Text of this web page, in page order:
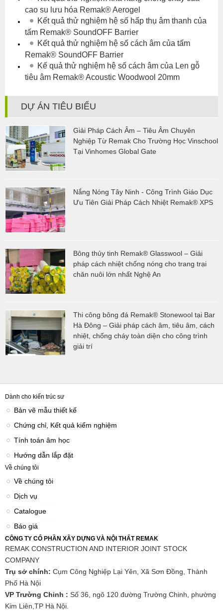
cao su lưu hóa Remak® Aerogel
Kết quả thử nghiệm hệ số hấp thụ âm thanh của
tấm Remak® SoundOFF Barrier
Kết quả thử nghiệm hệ số cách âm của tấm
Remak® SoundOFF Barrier
Kế quả thử nghiệm hệ số cách âm của Len gỗ
tiêu âm Remak® Acoustic Woodwool 20mm
DỰ ÁN TIÊU BIỂU
Giải Pháp Cách Âm – Tiêu Âm Chuyên
Nghiệp Từ Remak Cho Trường Học Vinschool
Tại Vinhomes Global Gate
Nắng Nóng Tây Ninh - Công Trình Giáo Dục
Ưu Tiên Giải Pháp Cách Nhiệt Remak® XPS
Bông thủy tinh Remak® Glasswool – Giải
pháp cách nhiệt chống nóng cho trang trại
chăn nuôi lớn nhất Nghệ An
Thi công bông đá Remak® Stonewool tại Bar
Hà Đông – Giải pháp cách âm, tiêu âm, cách
nhiệt, chống cháy toàn diện cho công trình
giải trí
Dành cho kiến trúc sư
Bản vẽ mẫu thiết kế
Chứng chỉ, Kết quả kiểm nghiệm
Tính toán âm học
Hướng dẫn lắp đặt
Về chúng tôi
Về chúng tôi
Dịch vụ
Catalogue
Báo giá
CÔNG TY CỔ PHẦN XÂY DỰNG VÀ NỘI THẤT REMAK
REMAK CONSTRUCTION AND INTERIOR JOINT STOCK
COMPANY
Trụ sở chính: Cụm Công Nghiệp Lại Yên, Xã Sơn Đồng, Thành
Phố Hà Nội
VP Trường Chinh : Số 36, ngõ 120 đường Trường Chinh, phường
Kim Liên,TP Hà Nội.